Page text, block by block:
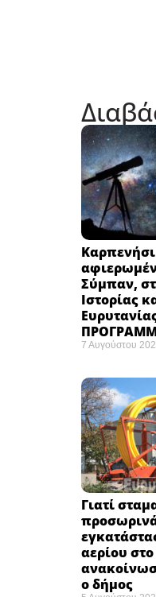
Σύμπαν,
Ιστορίας
7 Αυγούστου
Γιατί
αερίου
ο δήμος